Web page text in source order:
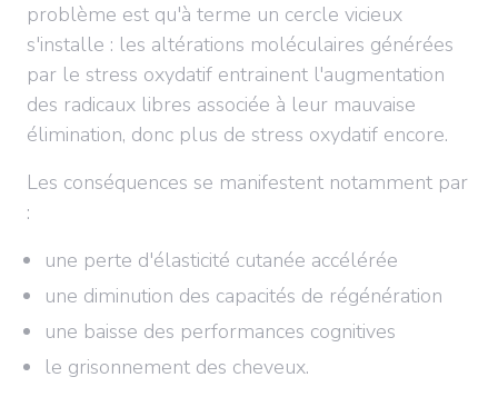
problème est qu'à terme un cercle vicieux
s'installe : les altérations moléculaires générées
par le stress oxydatif entrainent l'augmentation
des radicaux libres associée à leur mauvaise
élimination, donc plus de stress oxydatif encore.
Les conséquences se manifestent notamment par
:
une perte d'élasticité cutanée accélérée
une diminution des capacités de régénération
une baisse des performances cognitives
le grisonnement des cheveux.